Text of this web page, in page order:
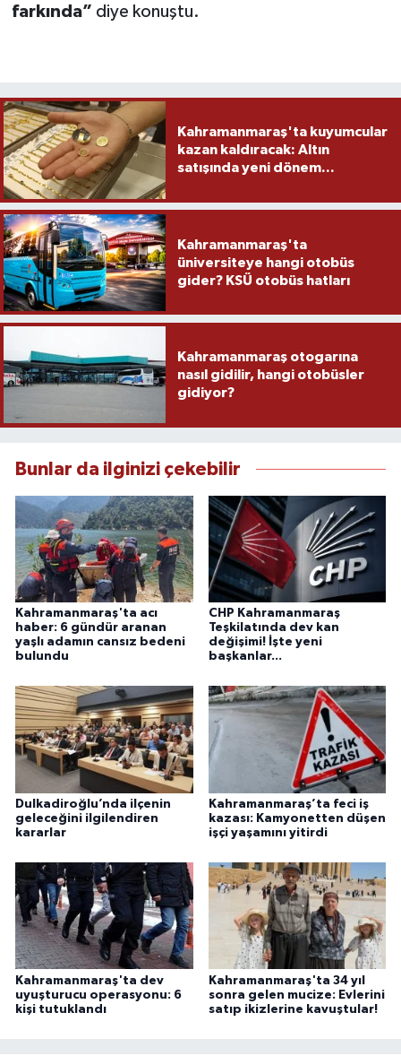
farkında” diye konuştu.
Kahramanmaraş'ta kuyumcular
kazan kaldıracak: Altın
satışında yeni dönem...
Kahramanmaraş'ta
üniversiteye hangi otobüs
gider? KSÜ otobüs hatları
Kahramanmaraş otogarına
nasıl gidilir, hangi otobüsler
gidiyor?
Bunlar da ilginizi çekebilir
Kahramanmaraş'ta acı
haber: 6 gündür aranan
yaşlı adamın cansız bedeni
bulundu
CHP Kahramanmaraş
Teşkilatında dev kan
değişimi! İşte yeni
başkanlar...
Dulkadiroğlu’nda ilçenin
geleceğini ilgilendiren
kararlar
Kahramanmaraş’ta feci iş
kazası: Kamyonetten düşen
işçi yaşamını yitirdi
Kahramanmaraş'ta dev
uyuşturucu operasyonu: 6
kişi tutuklandı
Kahramanmaraş'ta 34 yıl
sonra gelen mucize: Evlerini
satıp ikizlerine kavuştular!